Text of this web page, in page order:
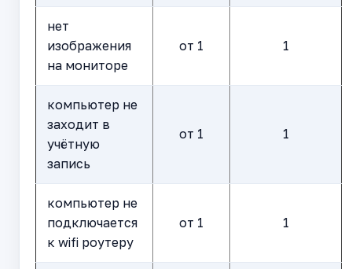
нет
изображения
на мониторе
от 1 1
компьютер не
заходит в
учётную
запись
от 1 1
компьютер не
подключается
к wifi роутеру
от 1 1